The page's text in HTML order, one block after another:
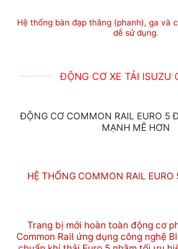
Hệ thống bàn đạp thắng (phanh), ga và
dễ sử dụng.
ĐỘNG CƠ XE TẢI ISUZU
ĐỘNG CƠ COMMON RAIL EURO 5
MẠNH MẼ HƠN
HỆ THỐNG COMMON RAIL EURO
Trang bị mới hoàn toàn động cơ
Common Rail ứng dụng công nghệ